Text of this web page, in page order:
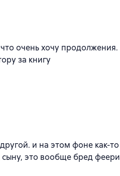
очень хочу продолжения.
за книгу
и на этом фоне как-
это вообще бред